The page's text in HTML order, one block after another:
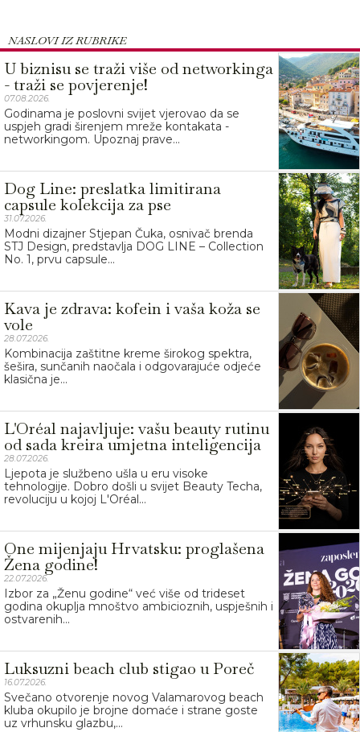
NASLOVI IZ RUBRIKE
U biznisu se traži više od networkinga
- traži se povjerenje!
07.08.2026.
Godinama je poslovni svijet vjerovao da se
uspjeh gradi širenjem mreže kontakata -
networkingom. Upoznaj prave...
Dog Line: preslatka limitirana
capsule kolekcija za pse
31.07.2026.
Modni dizajner Stjepan Čuka, osnivač brenda
STJ Design, predstavlja DOG LINE – Collection
No. 1, prvu capsule...
Kava je zdrava: kofein i vaša koža se
vole
28.07.2026.
Kombinacija zaštitne kreme širokog spektra,
šešira, sunčanih naočala i odgovarajuće odjeće
klasična je...
L'Oréal najavljuje: vašu beauty rutinu
od sada kreira umjetna inteligencija
28.07.2026.
Ljepota je službeno ušla u eru visoke
tehnologije. Dobro došli u svijet Beauty Techa,
revoluciju u kojoj L'Oréal...
One mijenjaju Hrvatsku: proglašena
Žena godine!
22.07.2026.
Izbor za „Ženu godine“ već više od trideset
godina okuplja mnoštvo ambicioznih, uspješnih i
ostvarenih...
Luksuzni beach club stigao u Poreč
16.07.2026.
Svečano otvorenje novog Valamarovog beach
kluba okupilo je brojne domaće i strane goste
uz vrhunsku glazbu,...